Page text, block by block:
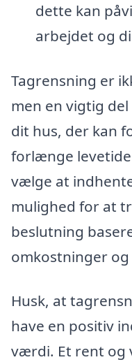
dette kan
arbejdet og
Tagrensning er
men en vigtig
dit hus, der kan
forlænge
vælge at
mulighed for at
beslutning
omkostninger
Husk, at
have en positiv
værdi. Et rent og